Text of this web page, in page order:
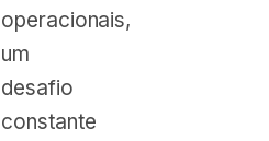
operacionais,
um
desafio
constante